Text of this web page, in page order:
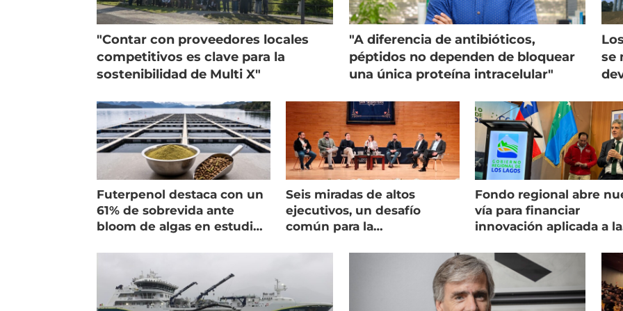
"Contar con proveedores locales
competitivos es clave para la
sostenibilidad de Multi X"
"A diferencia de antibióticos,
péptidos no dependen de bloquear
una única proteína intracelular"
se
Futerpenol destaca con un
61% de sobrevida ante
bloom de algas en estudio
Seis miradas de altos
ejecutivos, un desafío
común para la
Fondo regional abre
vía para financiar
innovación aplicada a la